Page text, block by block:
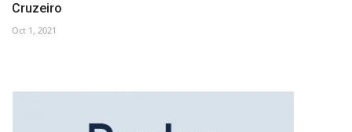
Cruzeiro
Oct 1, 2021